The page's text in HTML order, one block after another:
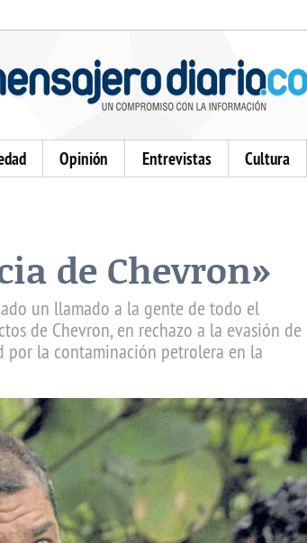
Opinión Entrevistas Cultura
de Chevron»
un llamado a la gente de todo el
de Chevron, en rechazo a la evasión de
por la contaminación petrolera en la